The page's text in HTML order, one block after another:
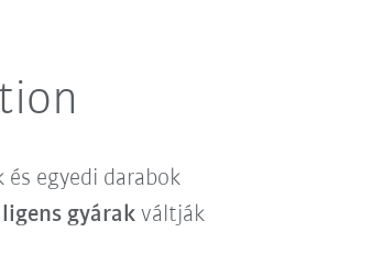
egyedi darabok
gyárakváltják